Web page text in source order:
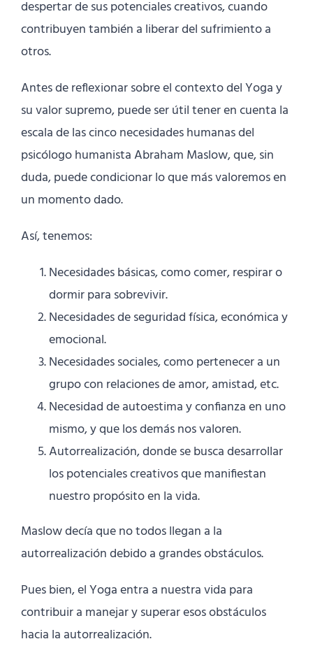
despertar de sus potenciales creativos, cuando
contribuyen también a liberar del sufrimiento a
otros.
Antes de reflexionar sobre el contexto del Yoga y
su valor supremo, puede ser útil tener en cuenta la
escala de las cinco necesidades humanas del
psicólogo humanista Abraham Maslow, que, sin
duda, puede condicionar lo que más valoremos en
un momento dado.
Así, tenemos:
Necesidades básicas, como comer, respirar o
dormir para sobrevivir.
Necesidades de seguridad física, económica y
emocional.
Necesidades sociales, como pertenecer a un
grupo con relaciones de amor, amistad, etc.
Necesidad de autoestima y confianza en uno
mismo, y que los demás nos valoren.
Autorrealización, donde se busca desarrollar
los potenciales creativos que manifiestan
nuestro propósito en la vida.
Maslow decía que no todos llegan a la
autorrealización debido a grandes obstáculos.
Pues bien, el Yoga entra a nuestra vida para
contribuir a manejar y superar esos obstáculos
hacia la autorrealización.